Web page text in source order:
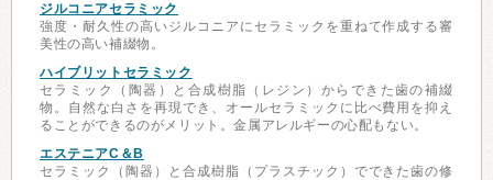
ジルコニアセラミック
強度・耐久性の高いジルコニアにセラミックを重ねて作成する審
美性の高い補綴物。
ハイブリットセラミック
セラミック（陶器）と合成樹脂（レジン）からできた歯の補綴
物。自然な白さを再現でき、オールセラミックに比べ費用を抑え
ることができるのがメリット。金属アレルギーの心配もない。
エステニアC＆B
セラミック（陶器）と合成樹脂（プラスチック）でできた歯の修